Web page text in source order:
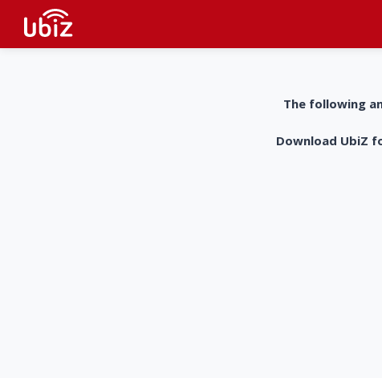
The following
Download UbiZ